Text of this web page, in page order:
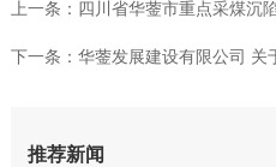
上一条： 四川省华蓥市重点采煤沉陷区
下一条： 华蓥发展建设有限公司 关于
推荐新闻